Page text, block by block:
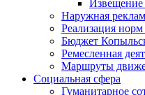
Извещение
Наружная
Реализация
Бюджет
Ремесленная
Маршруты
Социальная сфера
Гуманитарное